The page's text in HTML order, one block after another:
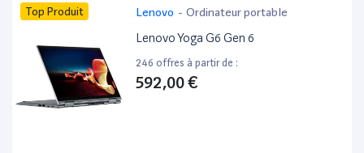
Top Produit Lenovo - Ordinateur portable
Lenovo Yoga G6 Gen 6
246 offres à partir de :
592,00 €